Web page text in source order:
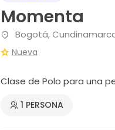
Momenta
Bogotá,
Nueva
Clase de Polo para una
1 PERSONA